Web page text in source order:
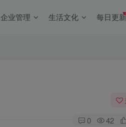
企业管理 生活文化 每日更新
0 42